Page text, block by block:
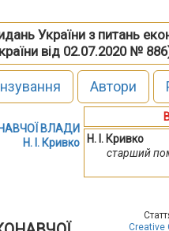
України з питань
від 02.07.2020 №
Автори
ВЛАДИ
Н. І. Кривко
Н. І. Кривко
старший
Creative